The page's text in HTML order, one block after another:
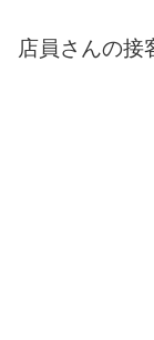
店員さんの接